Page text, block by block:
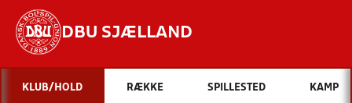
DBU SJÆLLAND
Hvad vil du søge efter?
KLUB/HOLD RÆKKE SPILLESTED KAMP